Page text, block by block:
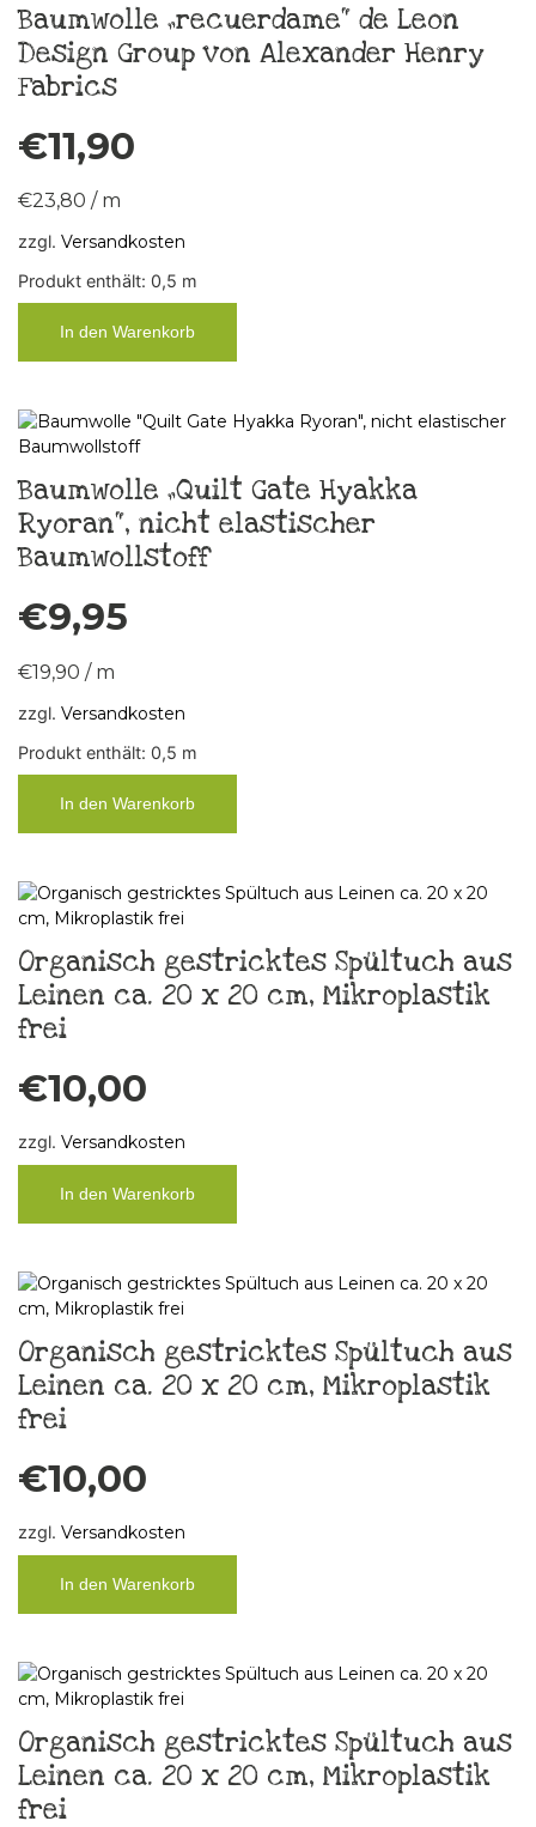
Baumwolle „recuerdame“ de Leon
Design Group von Alexander Henry
Fabrics
€11,90
€23,80 / m
zzgl. Versandkosten
Produkt enthält: 0,5 m
In den Warenkorb
Baumwolle „Quilt Gate Hyakka
Ryoran“, nicht elastischer
Baumwollstoff
€9,95
€19,90 / m
zzgl. Versandkosten
Produkt enthält: 0,5 m
In den Warenkorb
Organisch gestricktes Spültuch aus
Leinen ca. 20 x 20 cm, Mikroplastik
frei
€10,00
zzgl. Versandkosten
In den Warenkorb
Organisch gestricktes Spültuch aus
Leinen ca. 20 x 20 cm, Mikroplastik
frei
€10,00
zzgl. Versandkosten
In den Warenkorb
Organisch gestricktes Spültuch aus
Leinen ca. 20 x 20 cm, Mikroplastik
frei